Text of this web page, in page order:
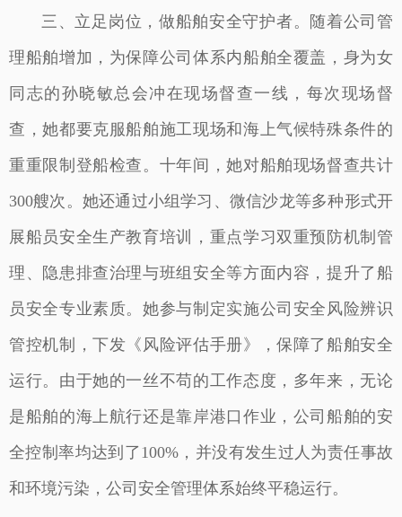
三、立足岗位，做船舶安全守护者。随着公司管
理船舶增加，为保障公司体系内船舶全覆盖，身为女
同志的孙晓敏总会冲在现场督查一线，每次现场督
查，她都要克服船舶施工现场和海上气候特殊条件的
重重限制登船检查。十年间，她对船舶现场督查共计
300艘次。她还通过小组学习、微信沙龙等多种形式开
展船员安全生产教育培训，重点学习双重预防机制管
理、隐患排查治理与班组安全等方面内容，提升了船
员安全专业素质。她参与制定实施公司安全风险辨识
管控机制，下发《风险评估手册》，保障了船舶安全
运行。由于她的一丝不苟的工作态度，多年来，无论
是船舶的海上航行还是靠岸港口作业，公司船舶的安
全控制率均达到了100%，并没有发生过人为责任事故
和环境污染，公司安全管理体系始终平稳运行。